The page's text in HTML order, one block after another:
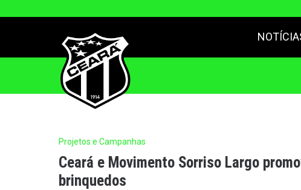
Projetos e Campanhas
Ceará e Movimento Sorriso Largo
brinquedos